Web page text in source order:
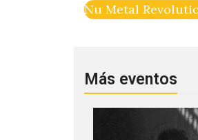
Nu Metal
Más eventos